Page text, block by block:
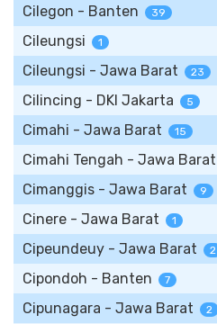
Cilegon - Banten 39
Cileungsi 1
Cileungsi - Jawa Barat 23
Cilincing - DKI Jakarta 5
Cimahi - Jawa Barat 15
Cimahi Tengah - Jawa Barat
Cimanggis - Jawa Barat 9
Cinere - Jawa Barat 1
Cipeundeuy - Jawa Barat 2
Cipondoh - Banten 7
Cipunagara - Jawa Barat 2